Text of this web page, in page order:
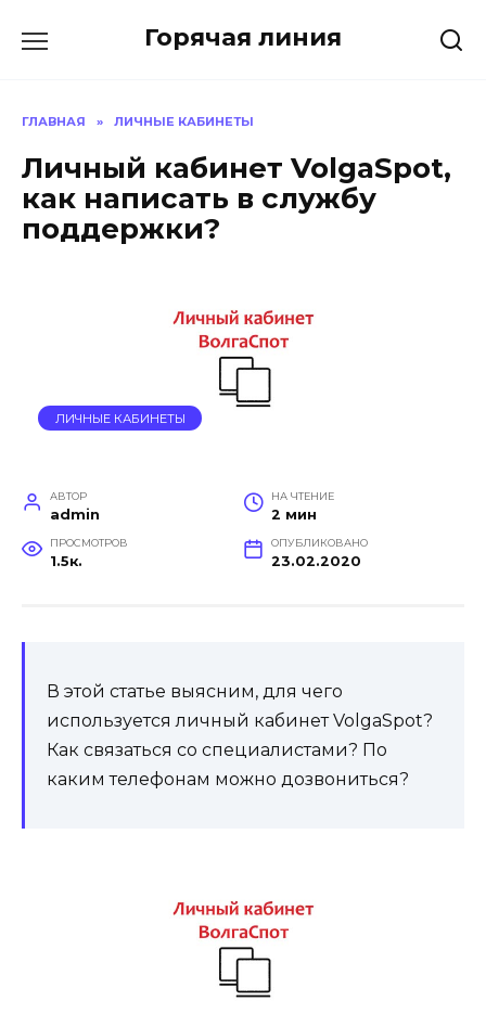
Горячая линия
ГЛАВНАЯ » ЛИЧНЫЕ КАБИНЕТЫ
Личный кабинет VolgaSpot,
как написать в службу
поддержки?
ЛИЧНЫЕ КАБИНЕТЫ
АВТОР
admin
НА ЧТЕНИЕ
2 мин
ПРОСМОТРОВ
1.5к.
ОПУБЛИКОВАНО
23.02.2020
В этой статье выясним, для чего
используется личный кабинет VolgaSpot?
Как связаться со специалистами? По
каким телефонам можно дозвониться?